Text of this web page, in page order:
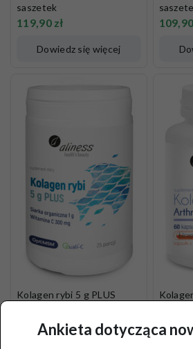
saszetek
119,90 zł
Dowiedz się więcej
109,90
Kolagen rybi 5 g PLUS
porcji, proszek 157,5 g
49,90zł
Ankieta dotycząca